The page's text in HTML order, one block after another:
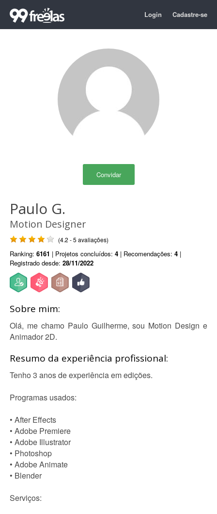
Login Cadastre-se
Convidar
Paulo G.
Motion Designer
(4.2 - 5 avaliações)
Ranking: 6161 | Projetos concluídos: 4 | Recomendações: 4 |
Registrado desde: 28/11/2022
Sobre mim:
Olá, me chamo Paulo Guilherme, sou Motion Design e
Animador 2D.
Resumo da experiência profissional:
Tenho 3 anos de experiência em edições.
Programas usados:
• After Effects
• Adobe Premiere
• Adobe Illustrator
• Photoshop
• Adobe Animate
• Blender
Serviços: